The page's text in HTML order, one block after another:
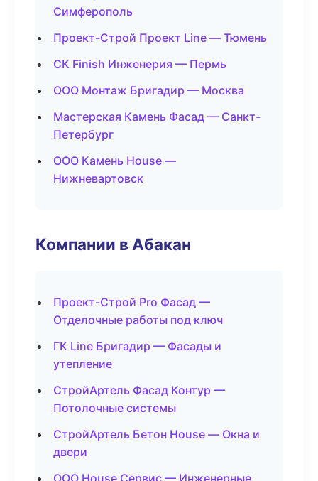
Симферополь
Проект-Строй Проект Line — Тюмень
СК Finish Инженерия — Пермь
ООО Монтаж Бригадир — Москва
Мастерская Камень Фасад — Санкт-
Петербург
ООО Камень House —
Нижневартовск
Компании в Абакан
Проект-Строй Pro Фасад —
Отделочные работы под ключ
ГК Line Бригадир — Фасады и
утепление
СтройАртель Фасад Контур —
Потолочные системы
СтройАртель Бетон House — Окна и
двери
ООО House Сервис — Инженерные